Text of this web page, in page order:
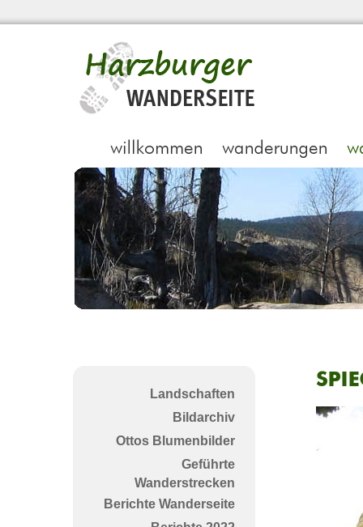
Landschaften
Bildarchiv
Ottos Blumenbilder
Geführte
Wanderstrecken
Berichte Wanderseite
&